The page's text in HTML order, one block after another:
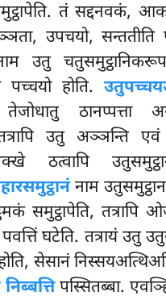
तं सद्दनवकं,
उपचयो, सन्ततीति
उतु
पच्चयो होति.
तेजोधातु
उतु अञ्ञन्ति एवं
ठत्वापि
नाम
समुट्ठापेति, तत्रापि
घटेति. तत्रायं उतु
सेसानं
पस्सितब्बा.